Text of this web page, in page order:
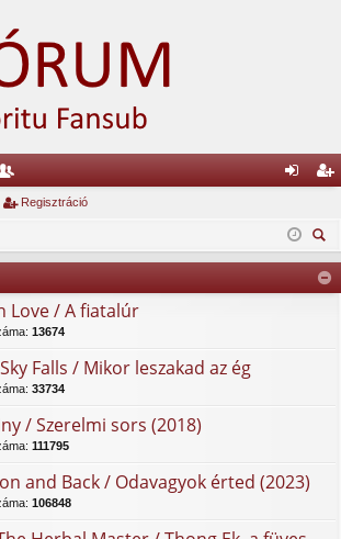
ag
ép is
ztr
Regisztráció
sé
Love / A fiatalúr
13674
Falls / Mikor leszakad az ég
33734
/ Szerelmi sors (2018)
111795
and Back / Odavagyok érted (2023)
106848